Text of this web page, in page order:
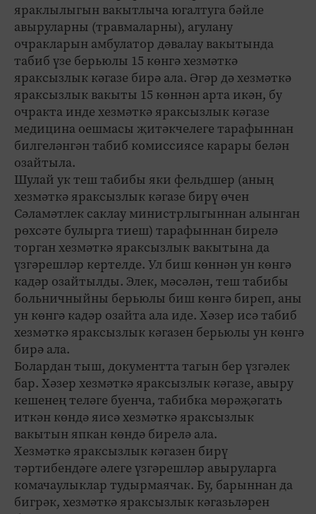
яраклылыгын вакытлыча югалтуга бәйле
авыруларны (травмаларны), агулану
очракларын амбулатор дәвалау вакытында
табиб үзе берьюлы 15 көнгә хезмәткә
яраксызлык кәгазе бирә ала. Әгәр дә хезмәткә
яраксызлык вакыты 15 көннән арта икән, бу
очракта инде хезмәткә яраксызлык кәгазе
медицина оешмасы җитәкчелеге тарафыннан
билгеләнгән табиб комиссиясе карары белән
озайтыла.
Шулай ук теш табибы яки фельдшер (аның
хезмәткә яраксызлык кәгазе бирү өчен
Сәламәтлек саклау министрлыгыннан алынган
рөхсәте булырга тиеш) тарафыннан бирелә
торган хезмәткә яраксызлык вакытына да
үзгәрешләр кертелде. Ул биш көннән ун көнгә
кадәр озайтылды. Элек, мәсәлән, теш табибы
больничныйны берьюлы биш көнгә биреп, аны
ун көнгә кадәр озайта ала иде. Хәзер исә табиб
хезмәткә яраксызлык кәгазен берьюлы ун көнгә
бирә ала.
Болардан тыш, документта тагын бер үзгәлек
бар. Хәзер хезмәткә яраксызлык кәгазе, авыру
кешенең теләге буенча, табибка мөрәҗәгать
иткән көндә яисә хезмәткә яраксызлык
вакытын япкан көндә бирелә ала.
Хезмәткә яраксызлык кәгазен бирү
тәртибендәге әлеге үзгәрешләр авыруларга
комачаулыклар тудырмаячак. Бу, барыннан да
бигрәк, хезмәткә яраксызлык кәгазьләрен